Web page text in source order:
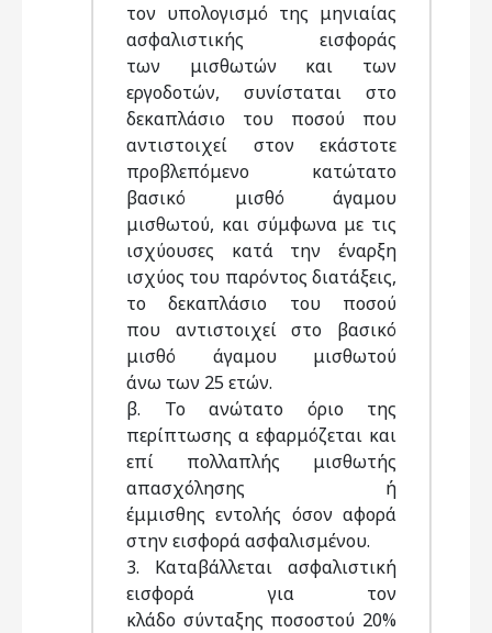
τον υπολογισμό της μηνιαίας
ασφαλιστικής εισφοράς
των μισθωτών και των
εργοδοτών, συνίσταται στο
δεκαπλάσιο του ποσού που
αντιστοιχεί στον εκάστοτε
προβλεπόμενο κατώτατο
βασικό μισθό άγαμου
μισθωτού, και σύμφωνα με τις
ισχύουσες κατά την έναρξη
ισχύος του παρόντος διατάξεις,
το δεκαπλάσιο του ποσού
που αντιστοιχεί στο βασικό
μισθό άγαμου μισθωτού
άνω των 25 ετών.
β. Το ανώτατο όριο της
περίπτωσης α εφαρμόζεται και
επί πολλαπλής μισθωτής
απασχόλησης ή
έμμισθης εντολής όσον αφορά
στην εισφορά ασφαλισμένου.
3. Καταβάλλεται ασφαλιστική
εισφορά για τον
κλάδο σύνταξης ποσοστού 20%